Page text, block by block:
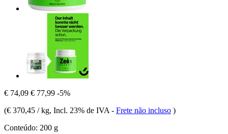
€ 74,09 € 77,99 -5%
(€ 370,45 / kg, Incl. 23% de IVA - Frete não incluso )
Conteúdo: 200 g